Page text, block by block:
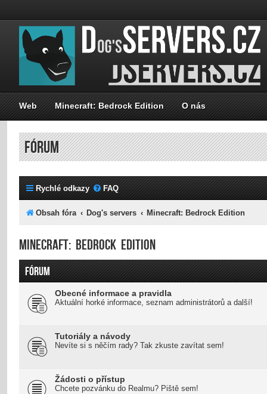
Web Minecraft: Bedrock Edition O nás
FÓRUM
Rychlé odkazy FAQ
Obsah fóra Dog's servers Minecraft: Bedrock Edition
Minecraft: Bedrock Edition
FÓRUM
Obecné informace a pravidla
Aktuální horké informace, seznam administrátorů a další!
Tutoriály a návody
Nevíte si s něčím rady? Tak zkuste zavítat sem!
Žádosti o přístup
Chcete pozvánku do Realmu? Piště sem!